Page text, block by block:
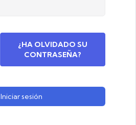
¿HA OLVIDADO SU
CONTRASEÑA?
Iniciar sesión